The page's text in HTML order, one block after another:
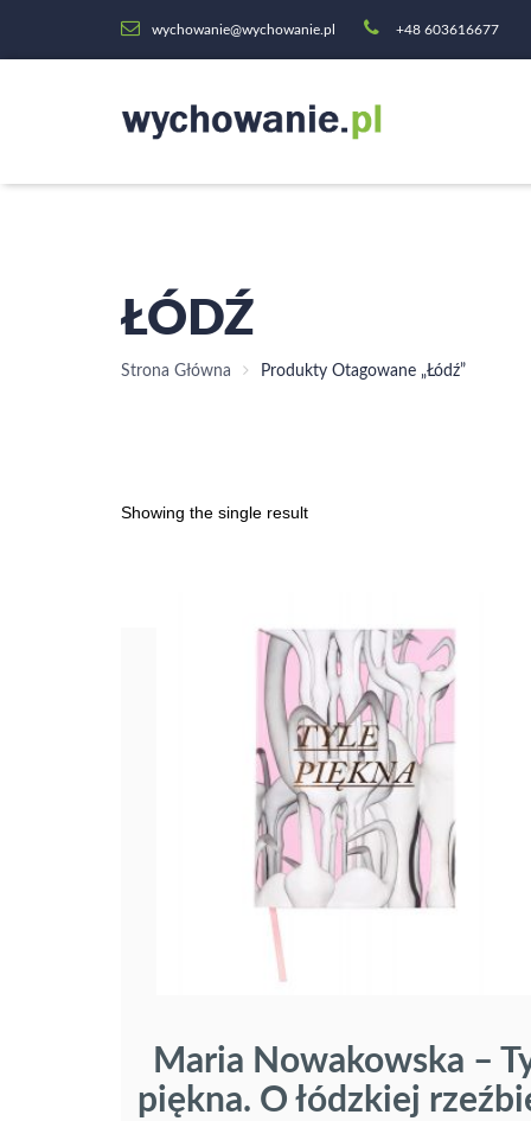
wychowanie@wychowanie.pl +48 603616677
ŁÓDŹ
Strona Główna Produkty Otagowane „Łódź”
Showing the single result
Maria Nowakowska –
piękna. O łódzkiej